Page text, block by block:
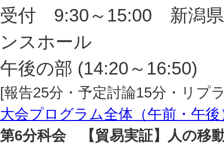
受付 9:30～15:00 新潟
ンスホール
午後の部 (14:20～16:50)
[報告25分・予定討論15分・リプ
大会プログラム全体（午前・午
第6分科会 【貿易実証】人の移